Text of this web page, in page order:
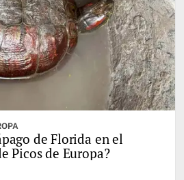
de Florida en el
Picos de Europa?